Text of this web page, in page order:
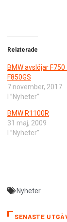
Relaterade
BMW avslöjar F750
F850GS
7 november, 2017
I ”Nyheter”
BMW R1100R
31 maj, 2009
I ”Nyheter”
Nyheter
SENASTE